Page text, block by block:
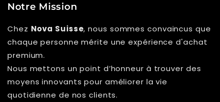
Notre Mission
Chez Nova Suisse, nous sommes convaincus que
chaque personne mérite une expérience d'achat
premium.
Nous mettons un point d’honneur à trouver des
moyens innovants pour améliorer la vie
quotidienne de nos clients.